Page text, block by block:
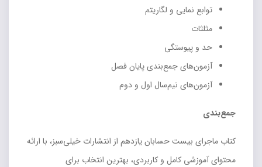
توابع نمایی و لگاریتم
مثلثات
حد و پیوستگی
آزمون‌های جمع‌بندی پایان فصل
آزمون‌های نیم‌سال اول و دوم
جمع‌بندی
کتاب ماجرای بیست حسابان یازدهم از انتشارات خیلی‌سبز، با ارائه
محتوای آموزشی کامل و کاربردی، بهترین انتخاب برای